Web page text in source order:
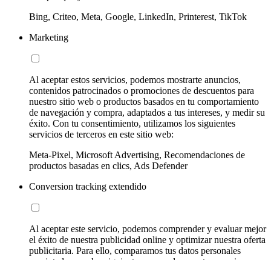
Bing, Criteo, Meta, Google, LinkedIn, Printerest, TikTok
Marketing
Al aceptar estos servicios, podemos mostrarte anuncios,
contenidos patrocinados o promociones de descuentos para
nuestro sitio web o productos basados en tu comportamiento
de navegación y compra, adaptados a tus intereses, y medir su
éxito. Con tu consentimiento, utilizamos los siguientes
servicios de terceros en este sitio web:
Meta-Pixel, Microsoft Advertising, Recomendaciones de
productos basadas en clics, Ads Defender
Conversion tracking extendido
Al aceptar este servicio, podemos comprender y evaluar mejor
el éxito de nuestra publicidad online y optimizar nuestra oferta
publicitaria. Para ello, comparamos tus datos personales